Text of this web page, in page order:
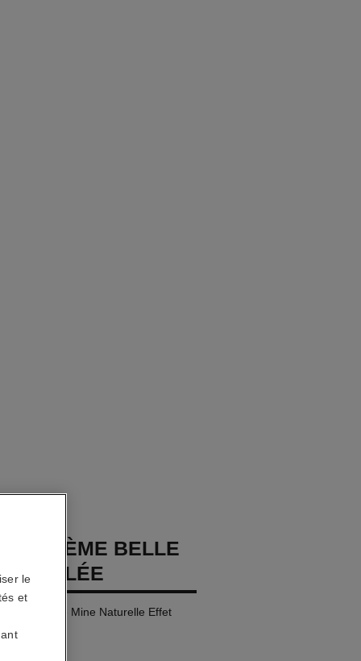
CRÈME BELLE
Belle Mine Naturelle Effet
le
et